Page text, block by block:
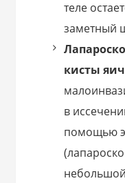
теле
заметный
кисты
в
помощью